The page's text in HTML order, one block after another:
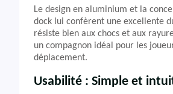
Le design en aluminium et la
dock lui confèrent une excellente
résiste bien aux chocs et aux
un compagnon idéal pour les
déplacement.
Usabilité : Simple et